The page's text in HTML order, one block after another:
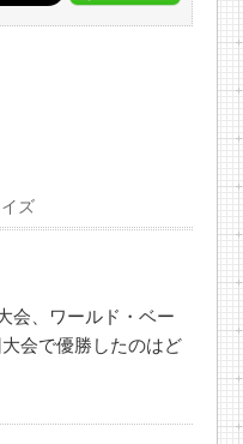
ズ
会、ワールド・ベー
会で優勝したのはど